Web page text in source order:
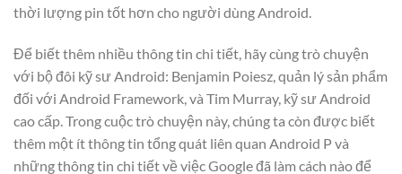
thời lượng pin tốt hơn cho người dùng Android.
Để biết thêm nhiều thông tin chi tiết, hãy cùng trò chuyện
với bộ đôi kỹ sư Android: Benjamin Poiesz, quản lý sản phẩm
đối với Android Framework, và Tim Murray, kỹ sư Android
cao cấp. Trong cuộc trò chuyện này, chúng ta còn được biết
thêm một ít thông tin tổng quát liên quan Android P và
những thông tin chi tiết về việc Google đã làm cách nào để